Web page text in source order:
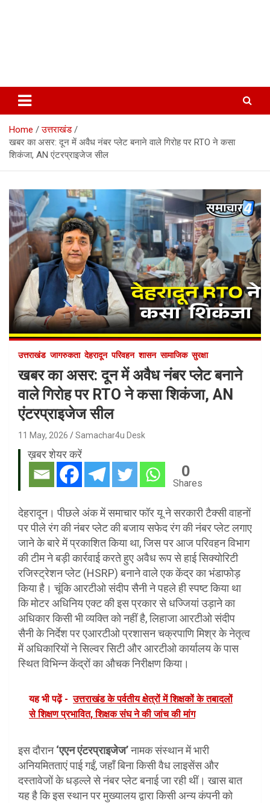
Home
उत्तराखंड
खबर का असर: दून में अवैध नंबर प्लेट बनाने वाले गिरोह पर RTO ने कसा
शिकंजा, AN एंटरप्राइजेज सील
उत्तराखंड जागरुकता देहरादून परिवहन शासन सामाजिक सुरक्षा
खबर का असर: दून में अवैध नंबर प्लेट बनाने
वाले गिरोह पर RTO ने कसा शिकंजा, AN
एंटरप्राइजेज सील
11 May, 2026 Samachar4u Desk
ख़बर शेयर करें
0
Shares
देहरादून। पीछले अंक में समाचार फॉर यू ने सरकारी टैक्सी वाहनों
पर पीले रंग की नंबर प्लेट की बजाय सफेद रंग की नंबर प्लेट लगाए
जाने के बारे में प्रकाशित किया था, जिस पर आज परिवहन विभाग
की टीम ने बड़ी कार्रवाई करते हुए अवैध रूप से हाई सिक्योरिटी
रजिस्ट्रेशन प्लेट (HSRP) बनाने वाले एक केंद्र का भंडाफोड़
किया है। चूंकि आरटीओ संदीप सैनी ने पहले ही स्पष्ट किया था
कि मोटर अधिनिय एक्ट की इस प्रकार से धज्जियां उड़ाने का
अधिकार किसी भी व्यक्ति को नहीं है, लिहाजा आरटीओ संदीप
सैनी के निर्देश पर एआरटीओ प्रशासन चक्रपाणि मिश्र के नेतृत्व
में अधिकारियों ने सिल्वर सिटी और आरटीओ कार्यालय के पास
स्थित विभिन्न केंद्रों का औचक निरीक्षण किया।
यह भी पढ़ें - उत्तराखंड के पर्वतीय क्षेत्रों में शिक्षकों के तबादलों
से शिक्षण प्रभावित, शिक्षक संघ ने की जांच की मांग
इस दौरान‘एएन एंटरप्राइजेज’नामक संस्थान में भारी
अनियमितताएं पाई गईं, जहाँ बिना किसी वैध लाइसेंस और
दस्तावेजों के धड़ल्ले से नंबर प्लेट बनाई जा रही थीं। खास बात
यह है कि इस स्थान पर मुख्यालय द्वारा किसी अन्य कंपनी को